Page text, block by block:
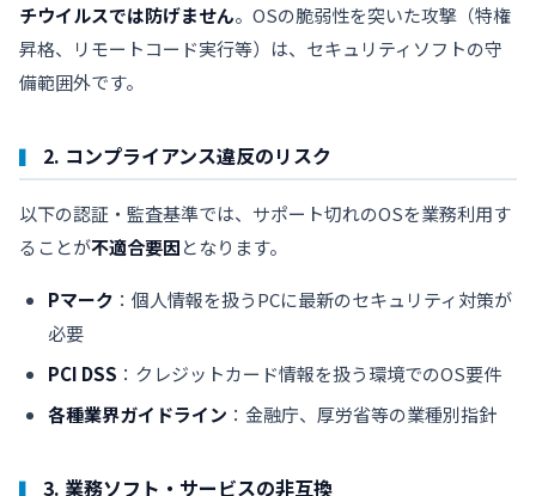
チウイルスでは防げません。OSの脆弱性を突いた攻撃（特権
昇格、リモートコード実行等）は、セキュリティソフトの守
備範囲外です。
2. コンプライアンス違反のリスク
以下の認証・監査基準では、サポート切れのOSを業務利用す
ることが不適合要因となります。
Pマーク ：個人情報を扱うPCに最新のセキュリティ対策が
必要
PCI DSS ：クレジットカード情報を扱う環境でのOS要件
各種業界ガイドライン ：金融庁、厚労省等の業種別指針
3. 業務ソフト・サービスの非互換